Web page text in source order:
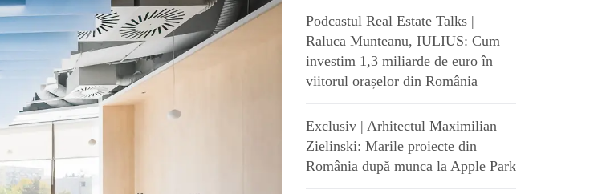
Podcastul Real Estate Talks |
Raluca Munteanu, IULIUS: Cum
investim 1,3 miliarde de euro în
viitorul orașelor din România
Exclusiv | Arhitectul Maximilian
Zielinski: Marile proiecte din
România după munca la Apple Park